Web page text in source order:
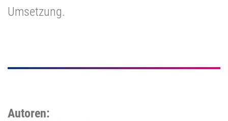
Umsetzung.
Autoren: